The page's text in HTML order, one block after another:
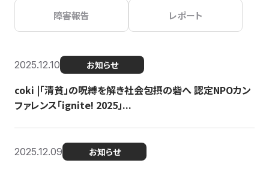
障害報告 レポート
2025.12.10 お知らせ
coki |「清貧」の呪縛を解き社会包摂の砦へ 認定NPOカン
ファレンス「ignite! 2025」...
2025.12.09 お知らせ